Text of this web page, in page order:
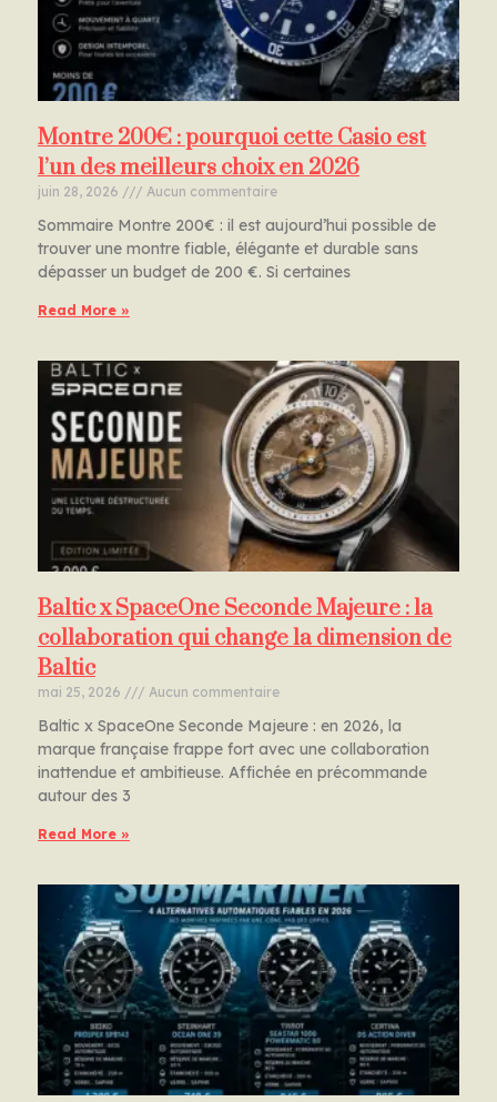
Montre 200€ : pourquoi cette Casio est
l’un des meilleurs choix en 2026
juin 28, 2026 Aucun commentaire
Sommaire Montre 200€ : il est aujourd’hui possible de
trouver une montre fiable, élégante et durable sans
dépasser un budget de 200 €. Si certaines
Read More »
Baltic x SpaceOne Seconde Majeure : la
collaboration qui change la dimension de
Baltic
mai 25, 2026 Aucun commentaire
Baltic x SpaceOne Seconde Majeure : en 2026, la
marque française frappe fort avec une collaboration
inattendue et ambitieuse. Affichée en précommande
autour des 3
Read More »